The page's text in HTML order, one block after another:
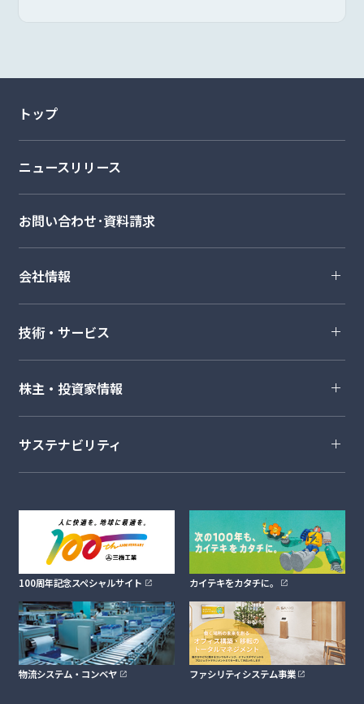
トップ
ニュースリリース
お問い合わせ･資料請求
会社情報
技術・サービス
株主・投資家情報
サステナビリティ
100周年記念スペシャルサイト カイテキをカタチに。
物流システム・コンベヤ ファシリティシステム事業